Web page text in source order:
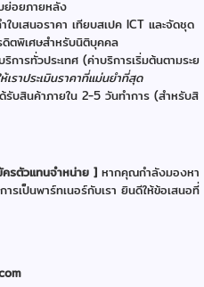
ย่อยภายหลัง
บเสนอราคา เทียบสเปค ICT และจัดชุด
ดิตพิเศษสำหรับนิติบุคคล
การทั่วประเทศ (ค่าบริการเริ่มต้นตามระย
ราประเมินราคาที่แม่นยำที่สุด
รับสินค้าภายใน 2-5 วันทำการ (สำหรับสิ
รตัวแทนจำหน่าย ]หากคุณกำลังมองหา
รเป็นพาร์ทเนอร์กับเรา ยินดีให้ข้อเสนอที่